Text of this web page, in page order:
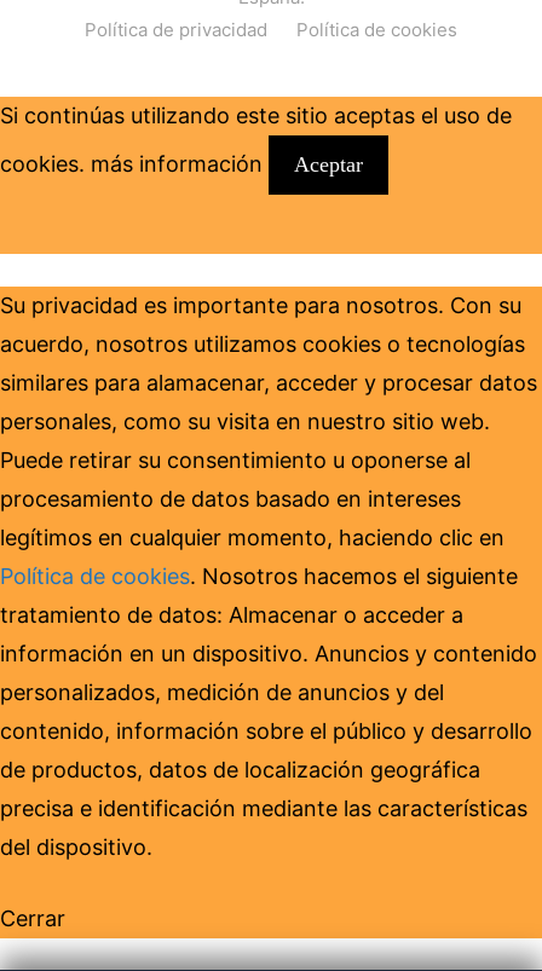
Política de privacidad
Política de cookies
Si continúas utilizando este sitio aceptas el uso de
cookies. más información Aceptar
Su privacidad es importante para nosotros. Con su
acuerdo, nosotros utilizamos cookies o tecnologías
similares para alamacenar, acceder y procesar datos
personales, como su visita en nuestro sitio web.
Puede retirar su consentimiento u oponerse al
procesamiento de datos basado en intereses
legítimos en cualquier momento, haciendo clic en
Política de cookies. Nosotros hacemos el siguiente
tratamiento de datos: Almacenar o acceder a
información en un dispositivo. Anuncios y contenido
personalizados, medición de anuncios y del
contenido, información sobre el público y desarrollo
de productos, datos de localización geográfica
precisa e identificación mediante las características
del dispositivo.
Cerrar